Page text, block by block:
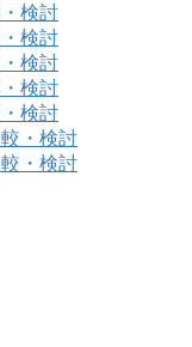
検討
検討
検討
検討
検討
・検討
・検討